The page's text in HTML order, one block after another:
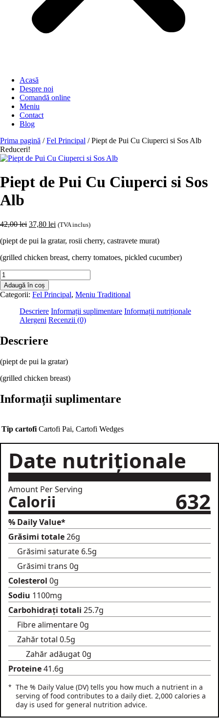
Acasă
Despre noi
Comandă online
Meniu
Contact
Blog
Prima pagină /Fel Principal / Piept de Pui Cu Ciuperci si Sos Alb
Reduceri!
Piept de Pui Cu Ciuperci si Sos
Alb
42,00lei Prețul
a
42,00 lei.
37,80 lei Prețul
este:
(TVA inclus)
(piept de pui la gratar, rosii cherry, castravete murat)
(grilled chicken breast, cherry tomatoes, pickled cucumber)
Cantitate
Piept
de
Pui
Ciuperci
Sos
Alb
Adaugă în coș
Categorii: Fel Principal, Meniu Traditional
Descriere Informații suplimentare Informații nutriționale
Alergeni Recenzii (0)
Descriere
(piept de pui la gratar)
(grilled chicken breast)
Informații suplimentare
Tip cartofi Cartofi Pai, Cartofi Wedges
Date nutriționale
Amount Per Serving
Calorii 632
% Daily Value*
Grăsimi totale26g
Grăsimi saturate 6.5g
Grăsimi trans 0g
Colesterol 0g
Sodiu 1100mg
Carbohidrați totali 25.7g
Fibre alimentare0g
Zahăr total 0.5g
Zahăr adăugat0g
Proteine41.6g
The % Daily Value (DV) tells you how much a nutrient in a
serving of food contributes to a daily diet. 2,000 calories a
day is used for general nutrition advice.